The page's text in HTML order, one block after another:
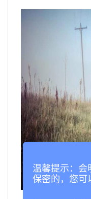
温馨提示：会
保密的，您可